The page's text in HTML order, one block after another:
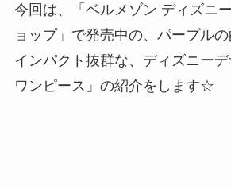
今回は、「ベルメゾン ディズニ
ョップ」で発売中の、パープル
インパクト抜群な、ディズニー
ワンピース」の紹介をします☆